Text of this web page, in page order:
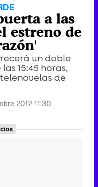
a las
estreno de
un doble
15:45 horas,
de
2012 11:30